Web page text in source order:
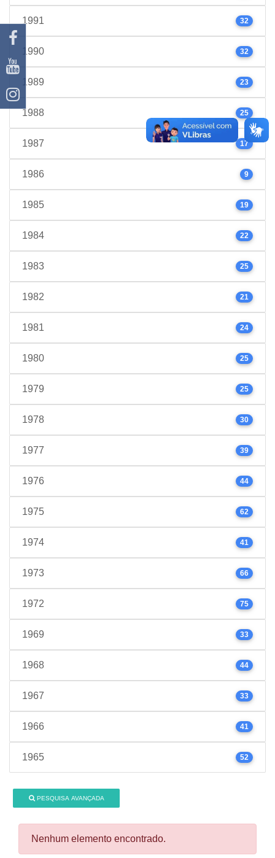
1991 32
1990 32
1989 23
1988 25
1987 17
1986 9
1985 19
1984 22
1983 25
1982 21
1981 24
1980 25
1979 25
1978 30
1977 39
1976 44
1975 62
1974 41
1973 66
1972 75
1969 33
1968 44
1967 33
1966 41
1965 52
PESQUISA AVANÇADA
Nenhum elemento encontrado.